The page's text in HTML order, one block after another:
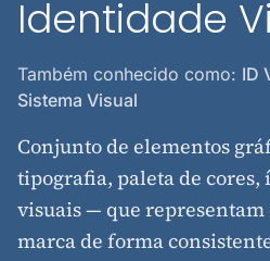
Identidade
Também conhecido como: ID
Sistema Visual
Conjunto de elementos
tipografia, paleta de cores,
visuais — que
marca de forma